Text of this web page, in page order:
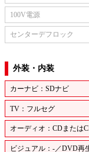
100V電源
センターデフロック
外装・内装
カーナビ：SDナビ
TV：フルセグ
オーディオ：CDまたは
ビジュアル：-／DVD再